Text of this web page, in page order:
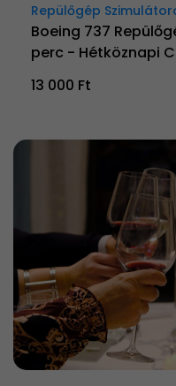
Repülőgép
Boeing 737
perc - Hétköznapi
13 000 Ft